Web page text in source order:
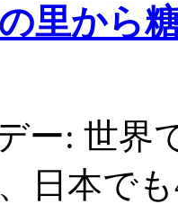
里から
ー: 世界
日本で